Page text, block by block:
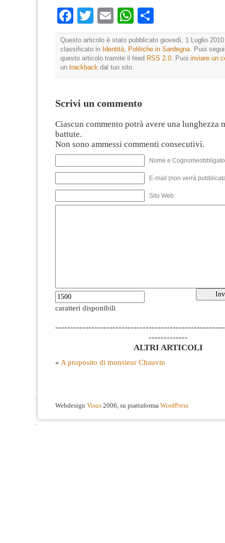
Facebook
TwitterEmailWhatsApp
Questo articolo è stato pubblicato giovedì, 1 Luglio
classificato in Identità, Politiche in Sardegna. Puoi
questo articolo tramite il feed RSS 2.0. Puoi inviare un
un trackback dal tuo sito.
Scrivi un commento
Ciascun commento potrà avere una lunghezza
battute.
Non sono ammessi commenti consecutivi.
Nome e
E-mail (non verrà
Sito Web
caratteri disponibili
-------------
ALTRI ARTICOLI
« A proposito di monsieur Chauvin
Webdesign Visus 2006, su piattaforma WordPress